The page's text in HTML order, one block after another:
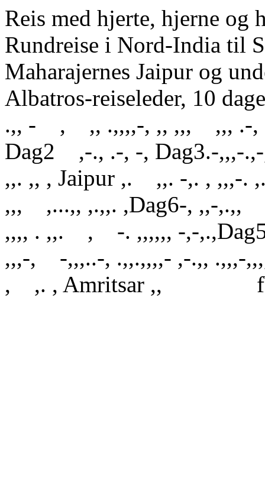
Reis med hjerte, hjerne og
Rundreise i Nord-India til
Maharajernes Jaipur og
Albatros-reiseleder, 10
.,, - , ,, .,,,,-, ,, ,,, ,,, .-, ,
Dag2 ,-., .-, -, Dag3.-,,,-
,,. ,, , Jaipur ,. ,,. -,. , ,,,-.
,,, ,...,, ,.,,. ,Dag6-, ,,-
,,,, . ,,. , -. ,,,,,, -,-
,,,-, -,,,..-, .,,.,,,,- ,-.,, .,,,-
, ,. , Amritsar ,,